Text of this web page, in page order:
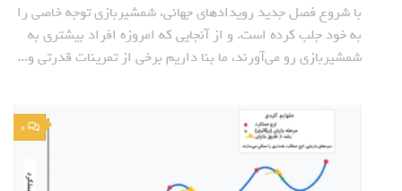
با شروع فصل جدید رویدادهای جهانی، شمشیربازی توجه خاصی را
به خود جلب کرده است. و از آنجایی که امروزه افراد بیشتری به
شمشیربازی رو می‌آورند، ما بنا داریم برخی از تمرینات قدرتی و...
0